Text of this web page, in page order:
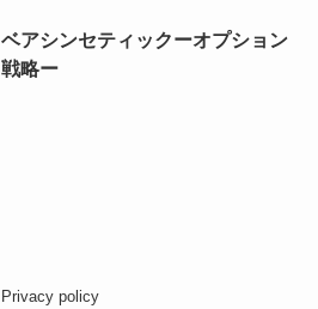
ベアシンセティックーオプション
戦略ー
Privacy policy